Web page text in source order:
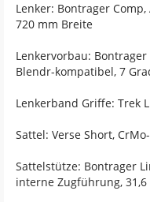
Lenker: Bontrager
720 mm Breite
Lenkervorbau:
Blendr-kompatibel, 7
Lenkerband Griffe: Trek
Sattel: Verse Short,
Sattelstütze: Bontrager
interne Zugführung,